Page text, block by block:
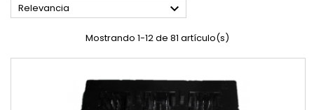
Relevancia 
Mostrando 1-12 de 81 artículo(s)